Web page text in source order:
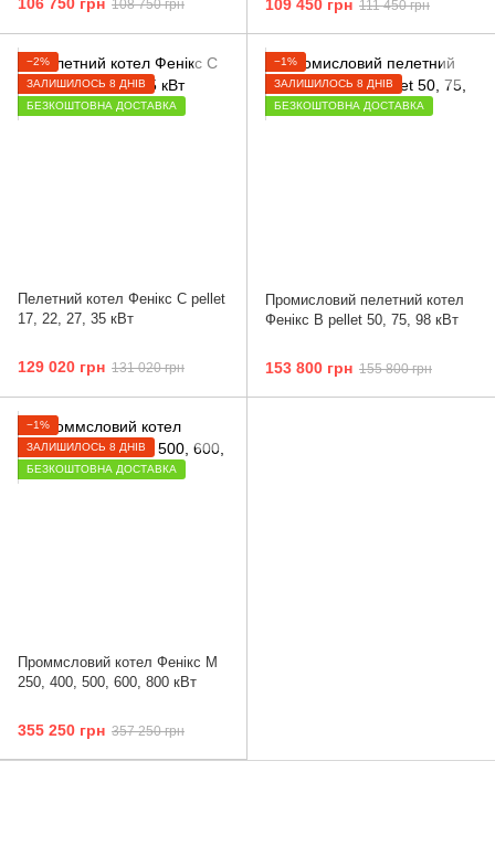
108 750 грн 109 450 грн 111 450 грн
−2%
ЗАЛИШИЛОСЬ 8 ДНІВ
БЕЗКОШТОВНА ДОСТАВКА
Пелетний котел Фенікс C pellet
17, 22, 27, 35 кВт
129 020 грн 131 020 грн
−1%
ЗАЛИШИЛОСЬ 8 ДНІВ
БЕЗКОШТОВНА ДОСТАВКА
Промисловий пелетний котел
Фенікс B pellet 50, 75, 98 кВт
153 800 грн 155 800 грн
−1%
ЗАЛИШИЛОСЬ 8 ДНІВ
БЕЗКОШТОВНА ДОСТАВКА
Проммсловий котел Фенікс М
250, 400, 500, 600, 800 кВт
355 250 грн 357 250 грн